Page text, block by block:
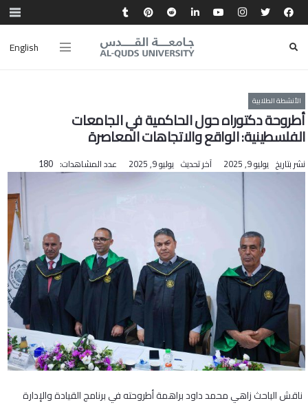
English
الأنشطة الطلابية
أطروحة دكتوراه حول الحاكمية في الجامعات
الفلسطينية: الواقع والاتجاهات المعاصرة
نشر بتاريخ يوليو 9, 2025 آخر تحديث يوليو 9, 2025 عدد المشاهدات: 180
ناقش الباحث زاهي محمد داود براهمة أطروحته في برنامج القيادة والإدارة